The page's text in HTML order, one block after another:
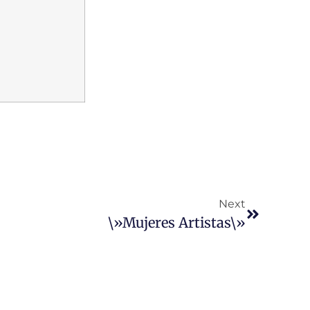
Next
\»Mujeres Artistas\»